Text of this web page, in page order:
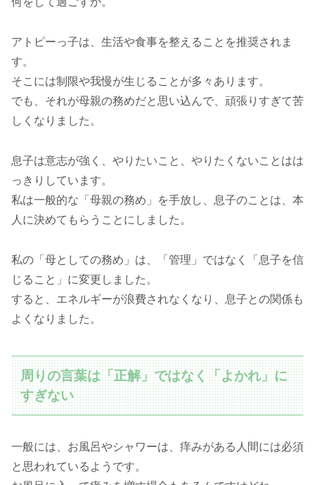
アトピーっ子は、生活や食事を整えることを推奨されま
す。
そこには制限や我慢が生じることが多々あります。
でも、それが母親の務めだと思い込んで、頑張りすぎて苦
しくなりました。
息子は意志が強く、やりたいこと、やりたくないことはは
っきりしています。
私は一般的な「母親の務め」を手放し、息子のことは、本
人に決めてもらうことにしました。
私の「母としての務め」は、「管理」ではなく「息子を信
じること」に変更しました。
すると、エネルギーが浪費されなくなり、息子との関係も
よくなりました。
周りの言葉は「正解」ではなく「よかれ」に
すぎない
一般には、お風呂やシャワーは、痒みがある人間には必須
と思われているようです。